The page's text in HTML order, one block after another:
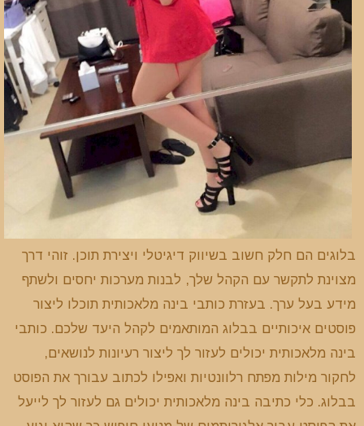
בלוגים הם חלק חשוב בשיווק דיגיטלי ויצירת תוכן. זוהי דרך
מצוינת לתקשר עם הקהל שלך, לבנות מערכות יחסים ולשתף
מידע בעל ערך. בעזרת כותבי בינה מלאכותית תוכלו ליצור
פוסטים איכותיים בבלוג המותאמים לקהל היעד שלכם. כותבי
בינה מלאכותית יכולים לעזור לך ליצור רעיונות לנושאים,
לחקור מילות מפתח רלוונטיות ואפילו לכתוב עבורך את הפוסט
בבלוג. כלי כתיבה בינה מלאכותית יכולים גם לעזור לך לייעל